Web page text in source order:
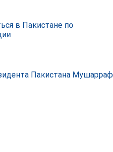
в Пакистане по
Пакистана